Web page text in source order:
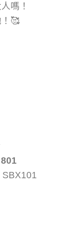
嗎！
🥰
SBX101